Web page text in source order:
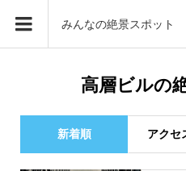
みんなの絶景スポット
高層ビルの
新着順 アクセ